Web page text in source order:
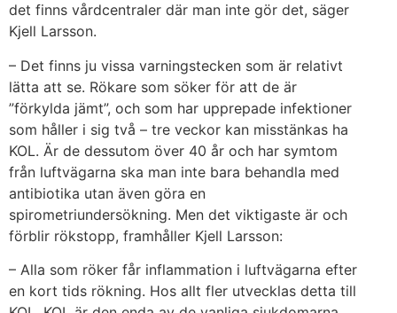
det finns vårdcentraler där man inte gör det, säger
Kjell Larsson.
– Det finns ju vissa varningstecken som är relativt
lätta att se. Rökare som söker för att de är
”förkylda jämt”, och som har upprepade infektioner
som håller i sig två – tre veckor kan misstänkas ha
KOL. Är de dessutom över 40 år och har symtom
från luftvägarna ska man inte bara behandla med
antibiotika utan även göra en
spirometriundersökning. Men det viktigaste är och
förblir rökstopp, framhåller Kjell Larsson:
– Alla som röker får inflammation i luftvägarna efter
en kort tids rökning. Hos allt fler utvecklas detta till